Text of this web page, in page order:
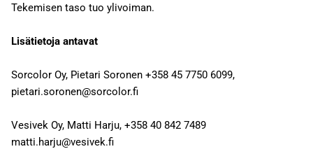
Tekemisen taso tuo ylivoiman.
Lisätietoja antavat
Sorcolor Oy, Pietari Soronen +358 45 7750 6099,
pietari.soronen@sorcolor.fi
Vesivek Oy, Matti Harju, +358 40 842 7489
matti.harju@vesivek.fi